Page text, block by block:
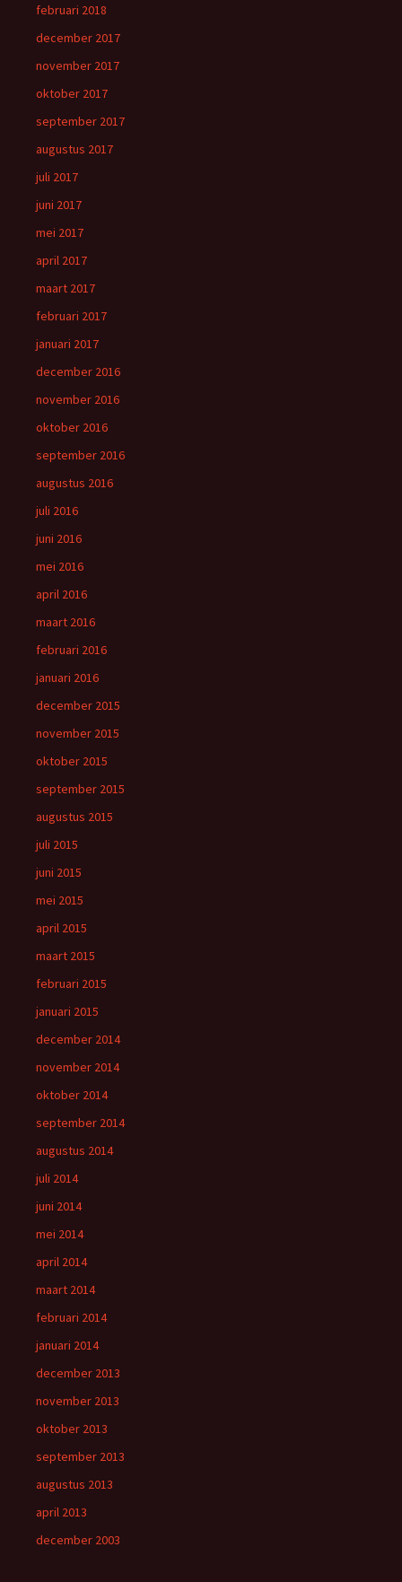
februari 2018
december 2017
november 2017
oktober 2017
september 2017
augustus 2017
juli 2017
juni 2017
mei 2017
april 2017
maart 2017
februari 2017
januari 2017
december 2016
november 2016
oktober 2016
september 2016
augustus 2016
juli 2016
juni 2016
mei 2016
april 2016
maart 2016
februari 2016
januari 2016
december 2015
november 2015
oktober 2015
september 2015
augustus 2015
juli 2015
juni 2015
mei 2015
april 2015
maart 2015
februari 2015
januari 2015
december 2014
november 2014
oktober 2014
september 2014
augustus 2014
juli 2014
juni 2014
mei 2014
april 2014
maart 2014
februari 2014
januari 2014
december 2013
november 2013
oktober 2013
september 2013
augustus 2013
april 2013
december 2003